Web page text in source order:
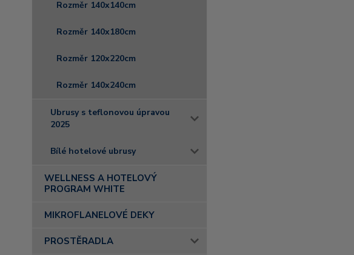
Rozměr 140x140cm
Rozměr 140x180cm
Rozměr 120x220cm
Rozměr 140x240cm
Ubrusy s teflonovou úpravou
2025
Bílé hotelové ubrusy
WELLNESS A HOTELOVÝ
PROGRAM WHITE
MIKROFLANELOVÉ DEKY
PROSTĚRADLA